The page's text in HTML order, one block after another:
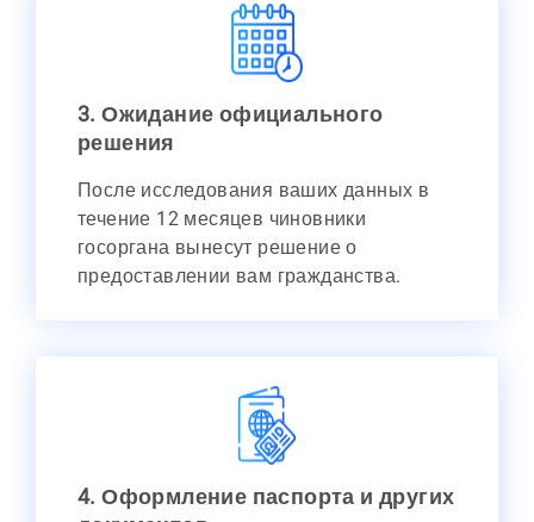
3. Ожидание официального
решения
После исследования ваших данных в
течение 12 месяцев чиновники
госоргана вынесут решение о
предоставлении вам гражданства.
4. Оформление паспорта и других